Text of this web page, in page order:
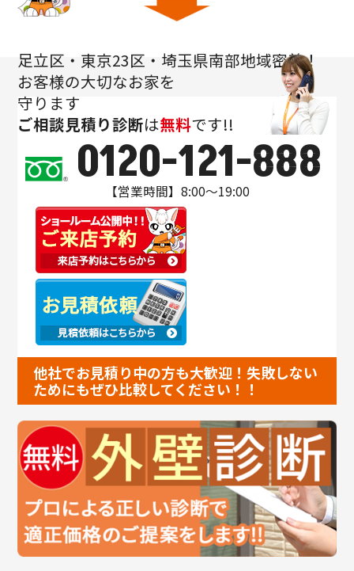
足立区・東京23区・埼玉県南部地域密着！
お客様の大切なお家を
守ります
ご相談見積り診断は無料です!!
0120-121-888
【営業時間】8:00～19:00
他社でお見積り中の方も大歓迎！失敗しない
ためにもぜひ比較してください！！